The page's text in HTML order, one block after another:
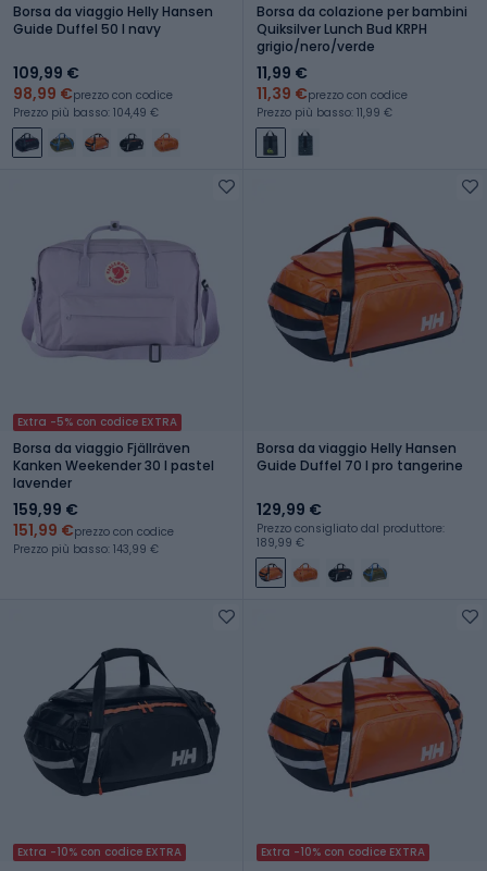
Borsa da viaggio Helly Hansen
Guide Duffel 50 l navy
109,99 €
98,99 €prezzo con codice
Prezzo più basso: 104,49 €
Borsa da colazione per bambini
Quiksilver Lunch Bud KRPH
grigio/nero/verde
11,99 €
11,39 €prezzo con codice
Prezzo più basso: 11,99 €
Extra -5% con codice EXTRA
Borsa da viaggio Fjällräven
Kanken Weekender 30 l pastel
lavender
159,99 €
151,99 €prezzo con codice
Prezzo più basso: 143,99 €
Borsa da viaggio Helly Hansen
Guide Duffel 70 l pro tangerine
129,99 €
Prezzo consigliato dal produttore:
189,99 €
Extra -10% con codice EXTRA Extra -10% con codice EXTRA